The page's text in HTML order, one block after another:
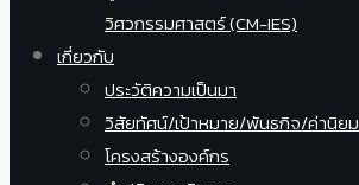
วิศวกรรมศาสตร์ (CM-IES)
เกี่ยวกับ
ประวัติความเป็นมา
วิสัยทัศน์/เป้าหมาย/พันธกิจ/ค่านิยม
โครงสร้างองค์กร